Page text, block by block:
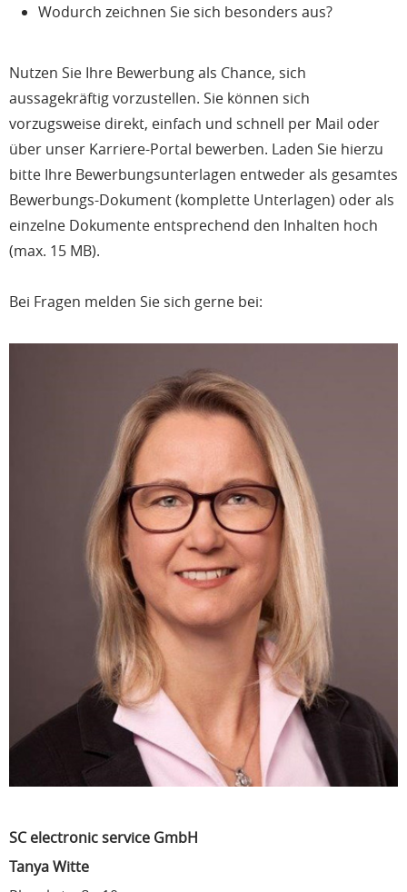
Wodurch zeichnen Sie sich besonders aus?
Nutzen Sie Ihre Bewerbung als Chance, sich
aussagekräftig vorzustellen. Sie können sich
vorzugsweise direkt, einfach und schnell per Mail oder
über unser Karriere-Portal bewerben. Laden Sie hierzu
bitte Ihre Bewerbungsunterlagen entweder als gesamtes
Bewerbungs-Dokument (komplette Unterlagen) oder als
einzelne Dokumente entsprechend den Inhalten hoch
(max. 15 MB).
Bei Fragen melden Sie sich gerne bei:
SC electronic service GmbH
Tanya Witte